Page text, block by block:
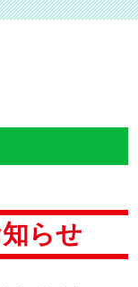
らせ